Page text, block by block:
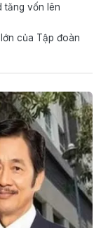
tăng vốn lên
của Tập đoàn